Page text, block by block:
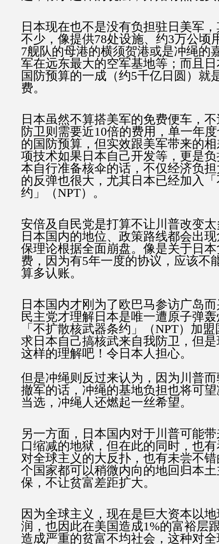
日本现在也不是没有负担驻日美军
不少，像提供78处设施、约3万公顷
7舰队的母港的横须贺港或是冲绳的
军在远东最大的空军基地等；而且日
国防预算的一成（约5千亿日圆）就
费。
日本虽然不算搭美军的免费便车，
防卫则需要近10倍的费用，单一年
的国防预算，但实效跟美军带来的
项技术如果日本自己开发等，更是
本自行准备核伞的话，不仅经济负
的反弹也很大，尤其日本已经加入
约」（NPT）。
安倍及自民党是打算不让川普改变
日本国内的地位、政策路线都会出
保理论根据全面崩盘。像是关于日
费，因为有5年一度的协议，应该不
算多认账。
日本国内才刚为了欧巴马参访广岛
民主党才理解日本是唯一遭原子弹
「不扩散核武器条约」（NPT）加
求日本自己搞核武来自我防卫，但
这样的理解吧！令日本人担心。
但是冲绳则反过来认为，因为川普
撤军的话，冲绳的基地负担也将可
当选，冲绳人还燃起一丝希望。
另一方面，日本国内对于川普可能
口缩减的地狱，但在此的同时，也
对全球主义的大反扑，也有未尝不
个国家都可以稍微内向的地回归本
保，不让贫富差距扩大。
因为全球主义，现在是巨大资本以
润，也因此在美国造成1%的富裕层
造成严重的贫富不均社会，这种对